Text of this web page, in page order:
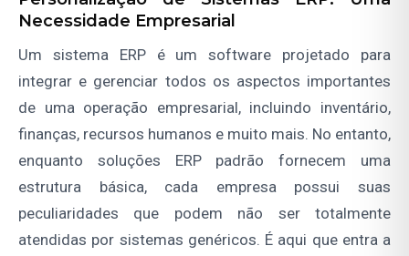
Necessidade Empresarial
Um sistema ERP é um software projetado para
integrar e gerenciar todos os aspectos importantes
de uma operação empresarial, incluindo inventário,
finanças, recursos humanos e muito mais. No entanto,
enquanto soluções ERP padrão fornecem uma
estrutura básica, cada empresa possui suas
peculiaridades que podem não ser totalmente
atendidas por sistemas genéricos. É aqui que entra a